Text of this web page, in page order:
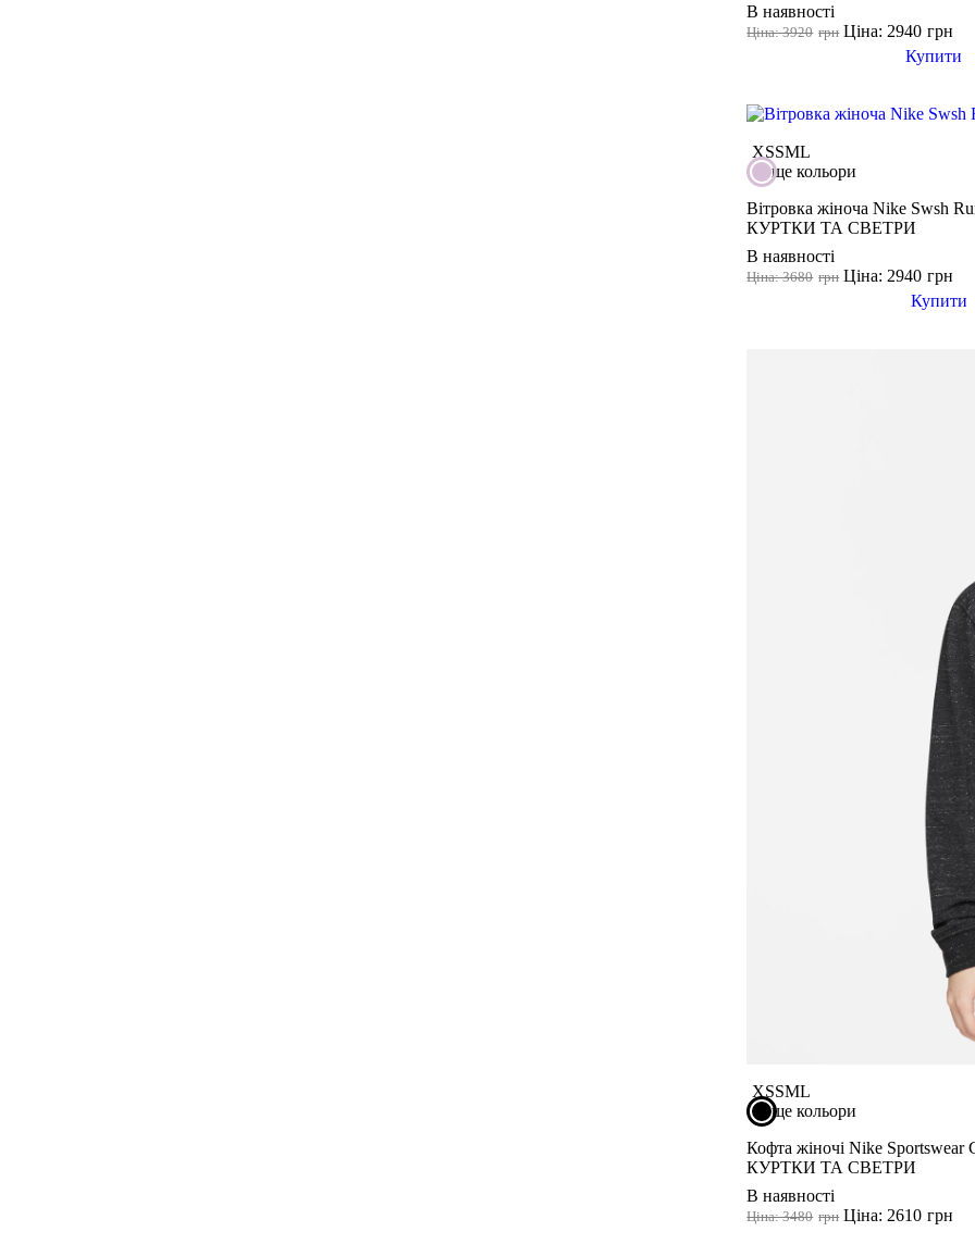
В наявності
грн
Ціна: 3920 грн
Ціна: 2940
Купити
XSSML
ще кольори
Вітровка жіноча Nike Swsh
КУРТКИ ТА СВЕТРИ
В наявності
грн
Ціна: 3680 грн
Ціна: 2940
Купити
XSSML
ще кольори
Кофта жіночі Nike
КУРТКИ ТА СВЕТРИ
В наявності
грн
Ціна: 3480 грн
Ціна: 2610